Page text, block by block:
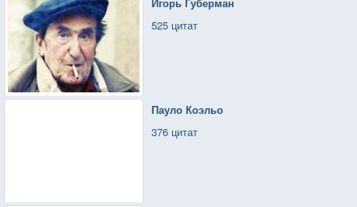
525 цитат
Пауло Коэльо
376 цитат